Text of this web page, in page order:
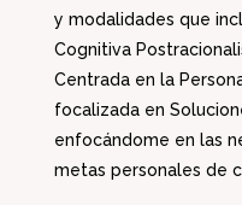
y modalidades que
Cognitiva
Centrada en la
focalizada en
enfocándome en las
metas personales de